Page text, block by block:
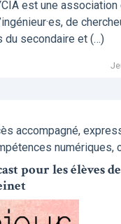
est une
de
du secondaire et (…)
accompagné,
numériques,
pour les élèves de